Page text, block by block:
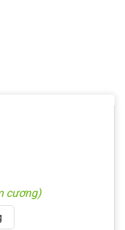
cương)